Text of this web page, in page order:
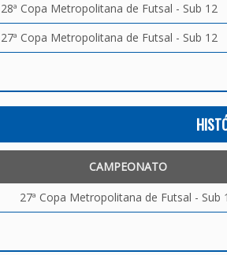
28ª Copa Metropolitana de Futsal - Sub 12
27ª Copa Metropolitana de Futsal - Sub 12
CAMPEONATO
27ª Copa Metropolitana de Futsal - Sub